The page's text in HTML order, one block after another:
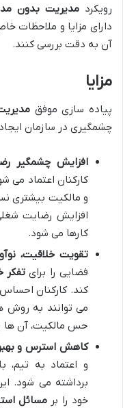
رویکرد مدیریت بدون
دارای مزایا و ملاحظات
آن به دقت بررسی کنند.
مزایا
پیاده سازی موفق
چشمگیری در سازمان
افزایش چشمگیر
کارکنان اعتماد می
و مالکیت بیشتری
افزایش رضایت
کارها می شود.
تقویت خلاقیت،
فضایی را برایتفکر
کند. کارکنان
می توانند به روش
حس مالکیت، آن ها
کاهش استرس و
و اعتماد به تیم،
برداشته می شود.
خود را برمسائل